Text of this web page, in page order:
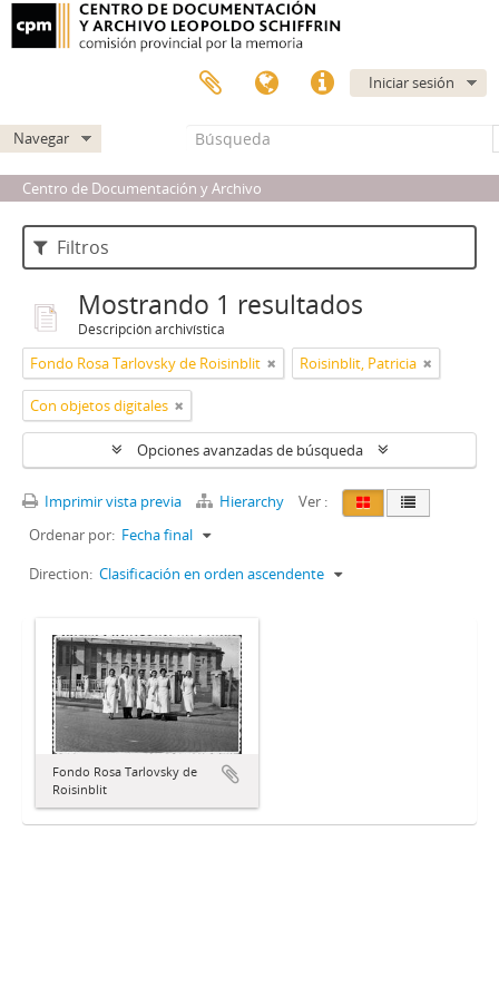
Iniciar sesión
Navegar
Centro de Documentación y Archivo
Filtros
Mostrando 1 resultados
Descripción archivística
Fondo Rosa Tarlovsky de Roisinblit Roisinblit, Patricia
Con objetos digitales
Opciones avanzadas de búsqueda
Imprimir vista previa Hierarchy
Ver :
Ordenar por: Fecha final
Direction: Clasificación en orden ascendente
Fondo Rosa Tarlovsky de
Roisinblit